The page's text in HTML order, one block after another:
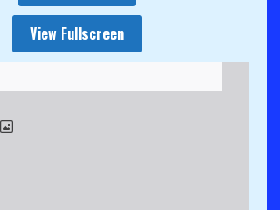
View Fullscreen